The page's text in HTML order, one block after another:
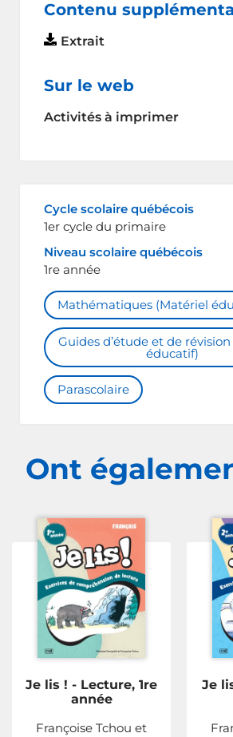
Contenu
Extrait
Sur le web
Activités à imprimer
Cycle scolaire québécois
1er cycle du primaire
Niveau scolaire québécois
1re année
Mathématiques (Matériel
Guides d’étude et de
éducatif)
Parascolaire
Ont
Je lis ! - Lecture, 1re
année
Françoise Tchou et
Je